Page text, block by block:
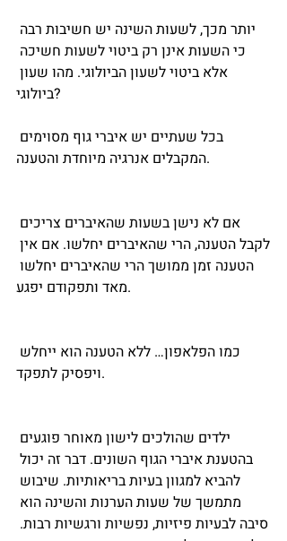
יותר מכך, לשעות השינה יש חשיבות רבה
כי השעות אינן רק ביטוי לשעות חשיכה
אלא ביטוי לשעון הביולוגי. מהו שעון
ביולוגי?
בכל שעתיים יש איברי גוף מסוימים
המקבלים אנרגיה מיוחדת והטענה.
אם לא נישן בשעות שהאיברים צריכים
לקבל הטענה, הרי שהאיברים יחלשו. אם אין
הטענה זמן ממושך הרי שהאיברים יחלשו
מאד ותפקודם יפגע.
כמו הפלאפון… ללא הטענה הוא ייחלש
ויפסיק לתפקד.
ילדים שהולכים לישון מאוחר פוגעים
בהטענת איברי הגוף השונים. דבר זה יכול
להביא למגוון בעיות בריאותיות. שיבוש
מתמשך של שעות הערנות והשינה הוא
סיבה לבעיות פיזיות, נפשיות ורגשיות רבות.